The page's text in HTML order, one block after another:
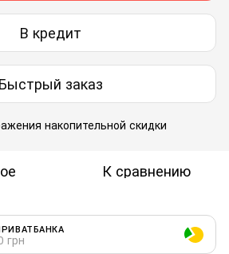
В кредит
Быстрый заказ
накопительной скидки
К сравнению
грн